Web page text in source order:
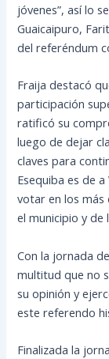
jóvenes”, así lo
Guaicaipuro,
del referéndum
Fraija destacó
participación
ratificó su
luego de dejar
claves para
Esequiba es de
votar en los más
el municipio y
Con la jornada
multitud que no
su opinión y
este referendo
Finalizada la